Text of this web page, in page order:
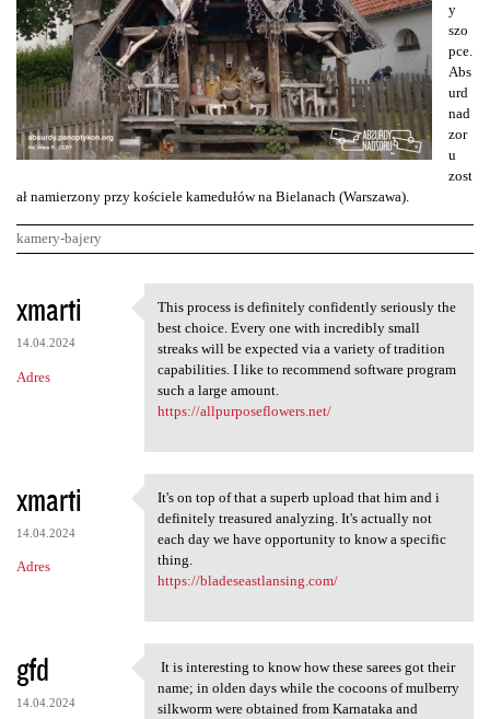
y
szo
pce.
Abs
urd
nad
zor
u
zost
ał namierzony przy kościele kamedułów na Bielanach (Warszawa).
kamery-bajery
K
o
m
e
r
z
e
xmarti
14.04.2024
Adres
This process is definitely
This process is definitely confidently seriously the
best choice. Every one with incredibly small
streaks will be expected via a variety of tradition
capabilities. I like to recommend software program
such a large amount.
https://allpurposeflowers.net/
xmarti
14.04.2024
Adres
It's on top of that a superb
It's on top of that a superb upload that him and i
definitely treasured analyzing. It's actually not
each day we have opportunity to know a specific
thing.
https://bladeseastlansing.com/
gfd
14.04.2024
It is interesting to know
It is interesting to know how these sarees got their
name; in olden days while the cocoons of mulberry
silkworm were obtained from Karnataka and